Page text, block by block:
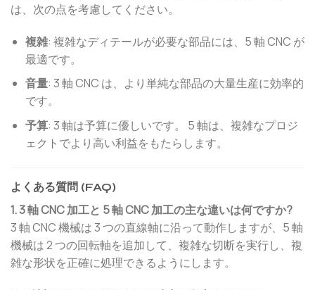
は、次の点を考慮してください。
複雑: 複雑なディテールが必要な部品には、5 軸 CNC が
最適です。
音量: 3 軸 CNC は、より単純な部品の大量生産に効率的
です。
予算: 3 軸は予算に優しいです。 5 軸は、複雑なプロジ
ェクトでより高い利益をもたらします。
よくある質問 (FAQ)
1. 3 軸 CNC 加工と 5 軸 CNC 加工の主な違いは何ですか?
3 軸 CNC 機械は 3 つの直線軸に沿って動作しますが、5 軸
機械は 2 つの回転軸を追加して、複雑な切断を実行し、複
雑な形状を正確に処理できるようにします。